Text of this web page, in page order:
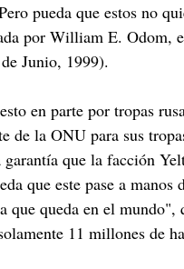
pueda que estos no
por William E. Odom,
Junio, 1999).
en parte por tropas
la ONU para sus
que la facción
que este pase a
queda en el mundo",
11 millones de